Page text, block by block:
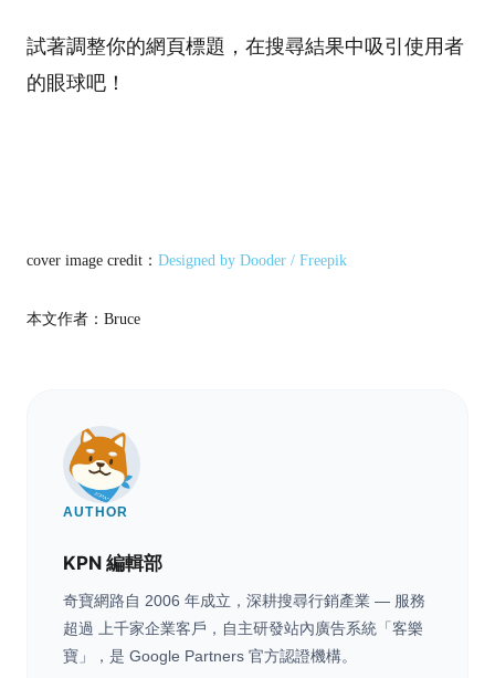
試著調整你的網頁標題，在搜尋結果中吸引使用者
的眼球吧！
cover image credit： Designed by Dooder / Freepik
本文作者：Bruce
AUTHOR
KPN 編輯部
奇寶網路自 2006 年成立，深耕搜尋行銷產業 — 服務
超過 上千家企業客戶，自主研發站內廣告系統「客樂
寶」，是 Google Partners 官方認證機構。